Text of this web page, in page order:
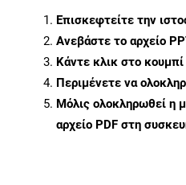
Επισκεφτείτε την
Ανεβάστε το αρχείο
Κάντε κλικ στο κουμπί
Περιμένετε να
Μόλις ολοκληρωθεί η
αρχείο PDF στη